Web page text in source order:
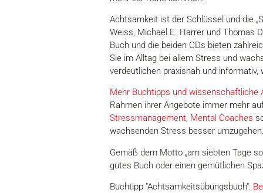
Achtsamkeit ist der Schlüssel und die
Weiss, Michael E. Harrer und Thomas
Buch und die beiden CDs bieten
Sie im Alltag bei allem Stress und
verdeutlichen praxisnah und
Mehr Buchtipps und wissenschaftliche
Rahmen ihrer Angebote immer mehr
Stressmanagement, Mental Coaches
wachsenden Stress besser
Gemäß dem Motto „am siebten Tage
gutes Buch oder einen gemütlichen
Buchtipp "Achtsamkeitsübungsbuch":